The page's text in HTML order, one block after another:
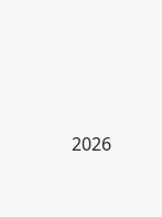
2026